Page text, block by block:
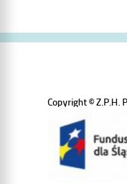
Copyright © Z.P.H.